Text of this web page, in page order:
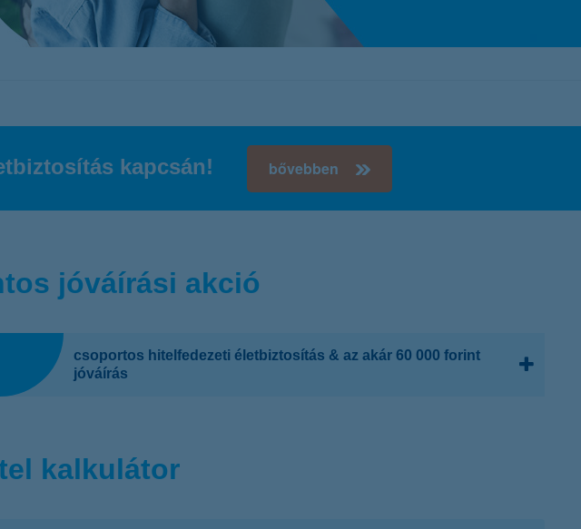
Digitális Állampolgárság Program
kapcsán! bővebben
jóváírási akció
csoportos hitelfedezeti életbiztosítás & az akár 60 000 forint
jóváírás
kalkulátor